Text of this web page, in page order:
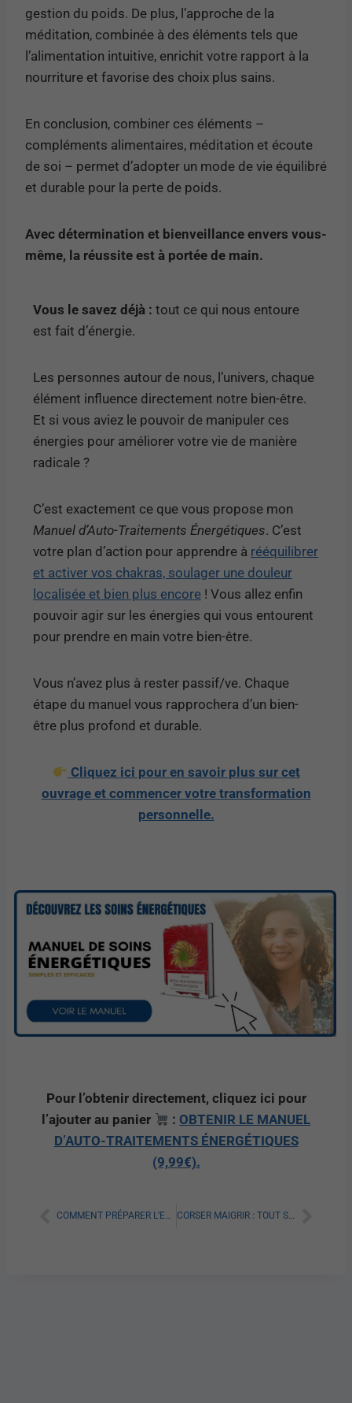
gestion du poids. De plus, l’approche de la
méditation, combinée à des éléments tels que
l’alimentation intuitive, enrichit votre rapport à la
nourriture et favorise des choix plus sains.
En conclusion, combiner ces éléments –
compléments alimentaires, méditation et écoute
de soi – permet d’adopter un mode de vie équilibré
et durable pour la perte de poids.
Avec détermination et bienveillance envers vous-
même, la réussite est à portée de main.
Vous le savez déjà : tout ce qui nous entoure
est fait d’énergie.
Les personnes autour de nous, l’univers, chaque
élément influence directement notre bien-être.
Et si vous aviez le pouvoir de manipuler ces
énergies pour améliorer votre vie de manière
radicale ?
C’est exactement ce que vous propose mon
Manuel d’Auto-Traitements Énergétiques. C’est
votre plan d’action pour apprendre à rééquilibrer
et activer vos chakras, soulager une douleur
localisée et bien plus encore ! Vous allez enfin
pouvoir agir sur les énergies qui vous entourent
pour prendre en main votre bien-être.
Vous n’avez plus à rester passif/ve. Chaque
étape du manuel vous rapprochera d’un bien-
être plus profond et durable.
Cliquez ici pour en savoir plus sur cet
ouvrage et commencer votre transformation
personnelle.
Pour l’obtenir directement, cliquez ici pour
l’ajouter au panier
: OBTENIR LE MANUEL
D’AUTO-TRAITEMENTS ÉNERGÉTIQUES
(9,99€).
COMMENT PRÉPARER L’EAU D’AUBERGINE POUR MAIGRIR ? CORSER MAIGRIR : TOUT SAVOIR SUR LES CORSAGES AFFINANTS